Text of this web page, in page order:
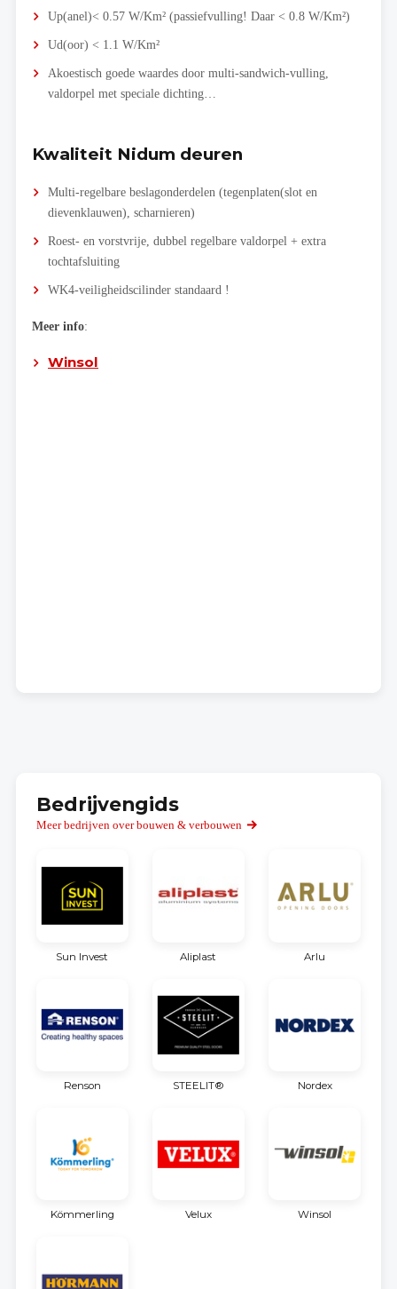
Up(anel)< 0.57 W/Km² (passiefvulling! Daar < 0.8 W/Km²)
Ud(oor) < 1.1 W/Km²
Akoestisch goede waardes door multi-sandwich-vulling,
valdorpel met speciale dichting…
Kwaliteit Nidum deuren
Multi-regelbare beslagonderdelen (tegenplaten(slot en
dievenklauwen), scharnieren)
Roest- en vorstvrije, dubbel regelbare valdorpel + extra
tochtafsluiting
WK4-veiligheidscilinder standaard !
Meer info:
Winsol
Bedrijvengids
Meer bedrijven over bouwen & verbouwen
Sun Invest Aliplast Arlu
Renson STEELIT® Nordex
Kömmerling Velux Winsol